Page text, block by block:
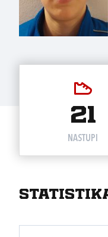
21
NASTUPI
Statistika